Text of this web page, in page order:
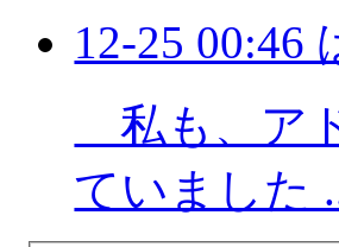
12-25 00:46
私も、ア
ていました